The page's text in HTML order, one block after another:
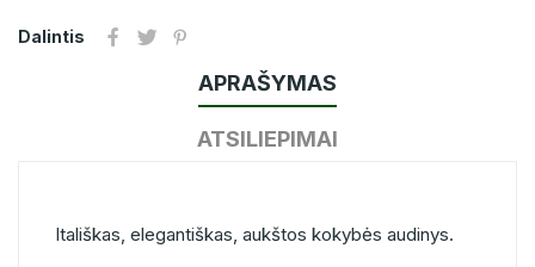
Dalintis
APRAŠYMAS
ATSILIEPIMAI
Itališkas, elegantiškas, aukštos kokybės audinys.